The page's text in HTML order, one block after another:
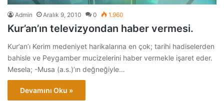
Admin Aralık 9, 2010 0 1.960
Kur’an’ın televizyondan haber vermesi.
Kur’an’ı Kerim medeniyet harikalarına en çok; tarihi hadiselerden
bahisle ve Peygamber mucizelerini haber vermekle işaret eder.
Mesela; -Musa (a.s.)’ın değneğiyle…
Devamını Oku »